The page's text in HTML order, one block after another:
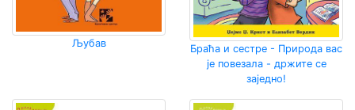
Љубав
Браћа и сестре - Природа вас
је повезала - држите се
заједно!